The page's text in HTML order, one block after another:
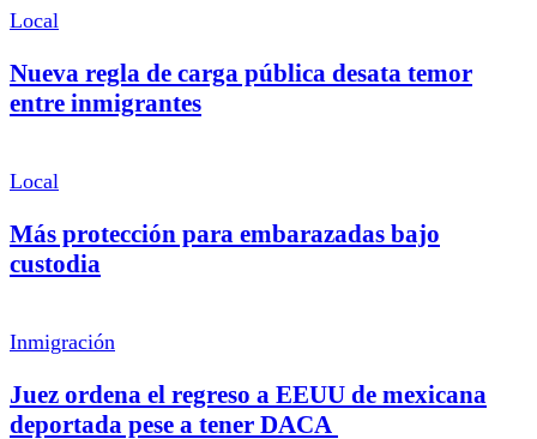
Local
Nueva regla de carga pública desata temor
entre inmigrantes
Local
Más protección para embarazadas bajo
custodia
Inmigración
Juez ordena el regreso a EEUU de mexicana
deportada pese a tener DACA